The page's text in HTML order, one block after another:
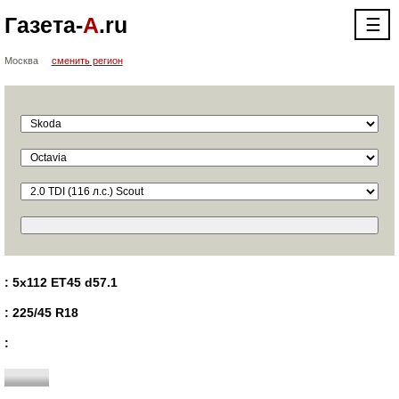
Газета-А.ru ☰
Москва сменить регион
: 5x112 ET45 d57.1
: 225/45 R18
: